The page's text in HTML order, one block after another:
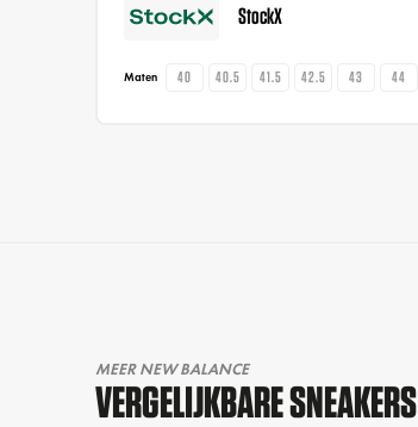
StockX
Maten 40 40.5 41.5 42.5 43 44
MEER NEW BALANCE
VERGELIJKBARE SNEAKERS